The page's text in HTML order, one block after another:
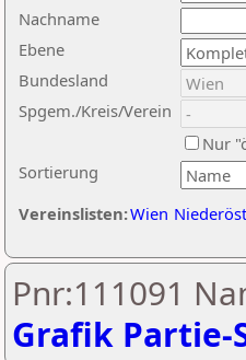
Nachname
Ebene
Sortierung
Bundesland
Spgem./Kreis/Verein
Nur
Vereinslisten:Wien
Pnr:111091
Grafik